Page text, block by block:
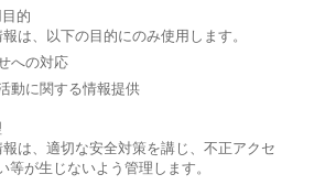
的
は、以下の目的にのみ使用します。
への対応
動に関する情報提供
は、適切な安全対策を講じ、不正アクセ
等が生じないよう管理します。